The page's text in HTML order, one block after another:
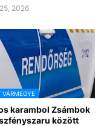
2026
VÁRMEGYE
karambol Zsámbok
között